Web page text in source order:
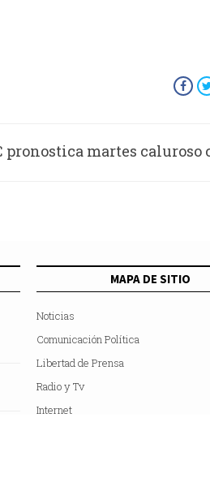
pronostica martes caluroso
MAPA DE SITIO
Noticias
Comunicación Política
Libertad de Prensa
Radio y Tv
Internet